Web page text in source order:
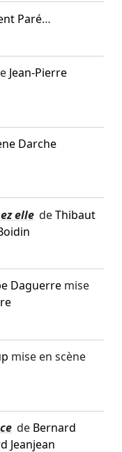
Paré…
Jean-Pierre
Darche
elle deThibaut
Daguerremise
mise en scène
de Bernard
Jeanjean